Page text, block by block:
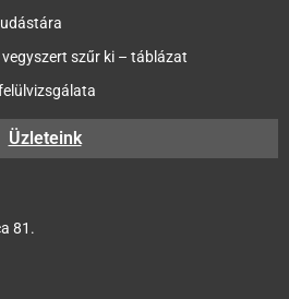
szűr ki – táblázat
Üzleteink
81.